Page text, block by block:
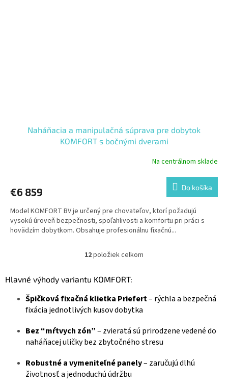
Naháňacia a manipulačná súprava pre dobytok
KOMFORT s bočnými dverami
Na centrálnom sklade
€6 859 Do košíka
Model KOMFORT BV je určený pre chovateľov, ktorí požadujú
vysokú úroveň bezpečnosti, spoľahlivosti a komfortu pri práci s
hovädzím dobytkom. Obsahuje profesionálnu fixačnú...
O
l
d
a
i
e
p
v
k
12položiek celkom
Hlavné výhody variantu KOMFORT:
Špičková fixačná klietka Priefert– rýchla a bezpečná
fixácia jednotlivých kusov dobytka
Bez “mŕtvych zón”– zvieratá sú prirodzene vedené do
naháňacej uličky bez zbytočného stresu
Robustné a vymeniteľné panely– zaručujú dlhú
životnosť a jednoduchú údržbu